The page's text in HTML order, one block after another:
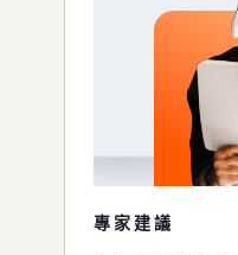
專家建議